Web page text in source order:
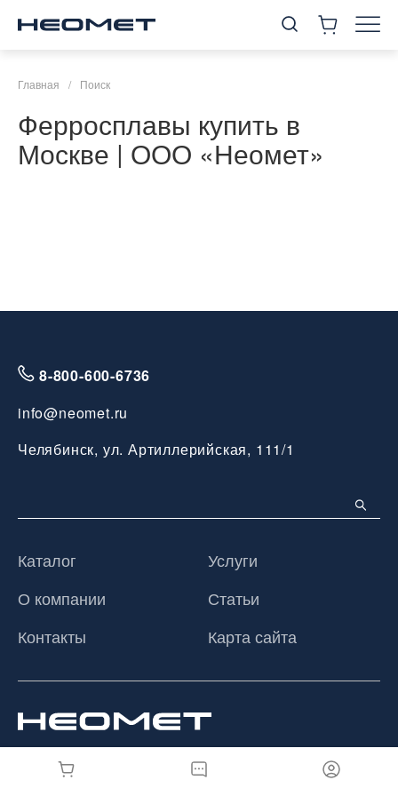
Главная / Поиск
Ферросплавы купить в
Москве | ООО «Неомет»
8-800-600-6736
info@neomet.ru
Челябинск, ул. Артиллерийская, 111/1
Каталог
Услуги
О компании
Статьи
Контакты
Карта сайта
© 2026 ООО «Неомет», Все права защищены